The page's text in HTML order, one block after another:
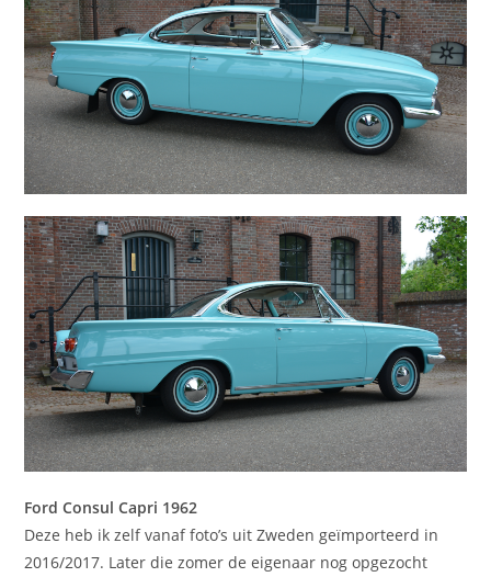
Ford Consul Capri 1962
Deze heb ik zelf vanaf foto’s uit Zweden geïmporteerd in
2016/2017. Later die zomer de eigenaar nog opgezocht